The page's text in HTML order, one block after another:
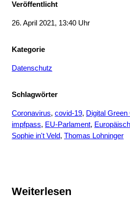
Veröffentlicht
26. April 2021, 13:40 Uhr
Kategorie
Datenschutz
Schlagwörter
Coronavirus, covid-19, Digital Green
impfpass, EU-Parlament,
Sophie in't Veld, Thomas Lohninger
Weiterlesen